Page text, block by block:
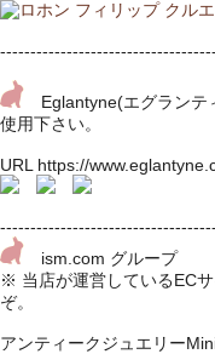
Eglantyne(エグランテ
使用下さい。
URL https://
ism.com グループ
※ 当店が運営しているEC
ぞ。
アンティークジュエリー